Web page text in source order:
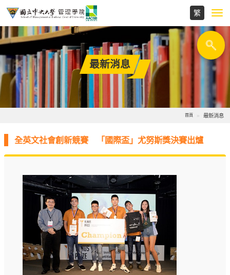
最新消息
首頁 最新消息
全英文社會創新競賽 「國際盃」尤努斯獎決賽出爐